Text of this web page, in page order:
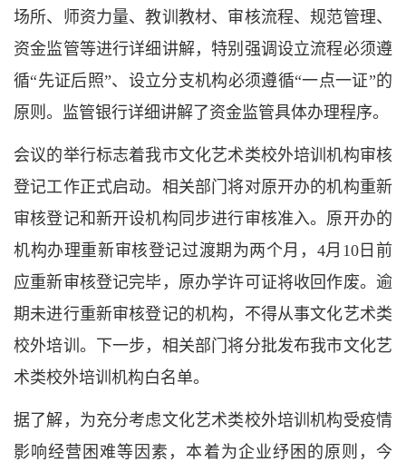
场所、师资力量、教训教材、审核流程、规范管理、
资金监管等进行详细讲解，特别强调设立流程必须遵
循“先证后照”、设立分支机构必须遵循“一点一证”的
原则。监管银行详细讲解了资金监管具体办理程序。
会议的举行标志着我市文化艺术类校外培训机构审核
登记工作正式启动。相关部门将对原开办的机构重新
审核登记和新开设机构同步进行审核准入。原开办的
机构办理重新审核登记过渡期为两个月，4月10日前
应重新审核登记完毕，原办学许可证将收回作废。逾
期未进行重新审核登记的机构，不得从事文化艺术类
校外培训。下一步，相关部门将分批发布我市文化艺
术类校外培训机构白名单。
据了解，为充分考虑文化艺术类校外培训机构受疫情
影响经营困难等因素，本着为企业纾困的原则，今